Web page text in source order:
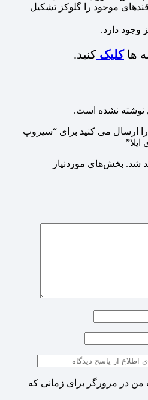
موجود را گلوکز تشکیل
وجود دارد.
هاکلیک کنید.
نوشته نشده است.
را ارسال می کنید برای “سیروپ
شد. بخش‌های موردنیاز
من در مرورگر برای زمانی که